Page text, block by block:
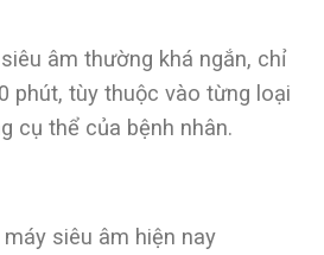
âm thường khá ngắn, chỉ
phút, tùy thuộc vào từng loại
cụ thể của bệnh nhân.